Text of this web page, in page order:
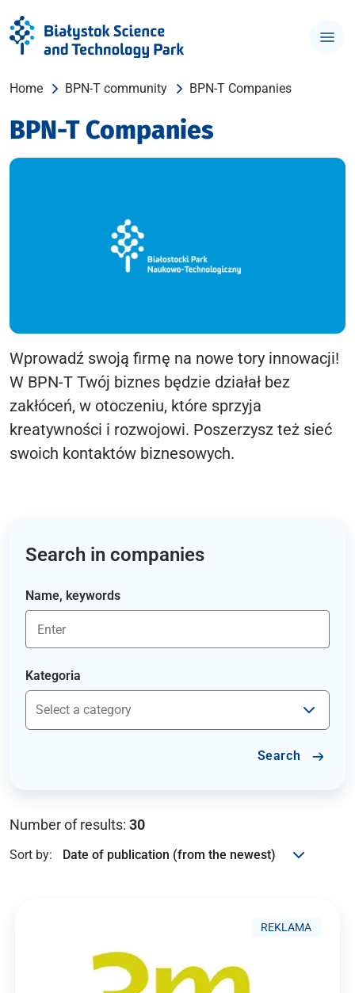
Home BPN-T community BPN-T Companies
BPN-T Companies
Wprowadź swoją firmę na nowe tory innowacji!
W BPN-T Twój biznes będzie działał bez
zakłóceń, w otoczeniu, które sprzyja
kreatywności i rozwojowi. Poszerzysz też sieć
swoich kontaktów biznesowych.
Search in companies
Name, keywords
Kategoria
Search
Number of results: 30
Sort by:
REKLAMA